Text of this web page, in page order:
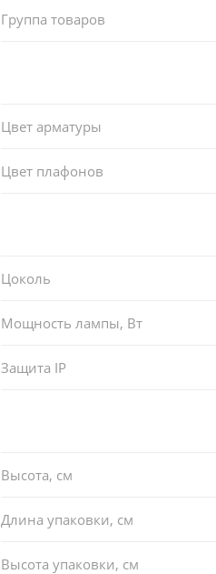
Группа товаров
Цвет арматуры
Цвет плафонов
Цоколь
Мощность лампы, Вт
Защита IP
Высота, см
Длина упаковки, см
Высота упаковки, см